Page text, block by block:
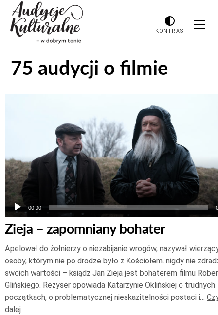
KONTRAST
75 audycji o filmie
dźwiękowych
00:00
Zieja – zapomniany bohater
Apelował do żołnierzy o niezabijanie wrogów, nazywał
osoby, którym nie po drodze było z Kościołem, nigdy nie
swoich wartości – ksiądz Jan Zieja jest bohaterem filmu
Glińskiego. Reżyser opowiada Katarzynie Oklińskiej o trudnych
początkach, o problematycznej nieskazitelności postaci i…
dalej